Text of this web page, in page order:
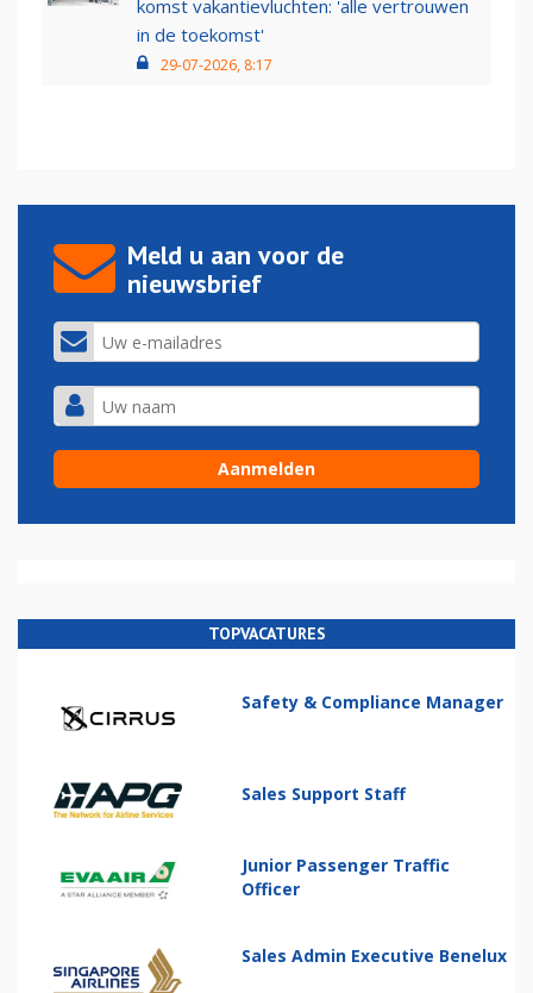
komst vakantievluchten: 'alle vertrouwen
in de toekomst'
29-07-2026, 8:17
Meld u aan voor de
nieuwsbrief
TOPVACATURES
Safety & Compliance Manager
Sales Support Staff
Junior Passenger Traffic
Officer
Sales Admin Executive Benelux